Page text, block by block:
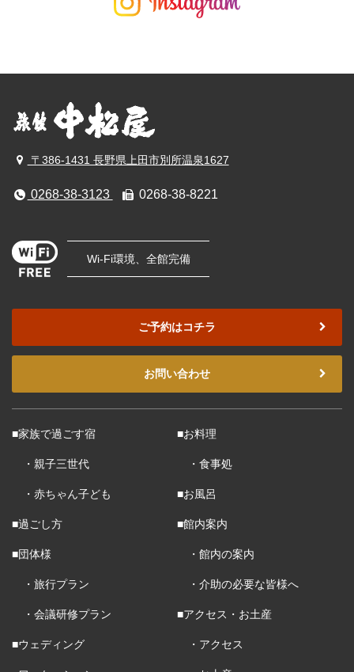
〒386-1431 長野県上田市別所温泉1627
0268-38-3123 0268-38-8221
Wi-Fi環境、全館完備
ご予約はコチラ
お問い合わせ
■家族で過ごす宿
・親子三世代
・赤ちゃん子ども
■過ごし方
■団体様
・旅行プラン
・会議研修プラン
■ウェディング
■お料理
・食事処
■お風呂
■館内案内
・館内の案内
・介助の必要な皆様へ
■アクセス・お土産
・アクセス